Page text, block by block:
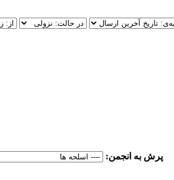
پرش به انجمن: